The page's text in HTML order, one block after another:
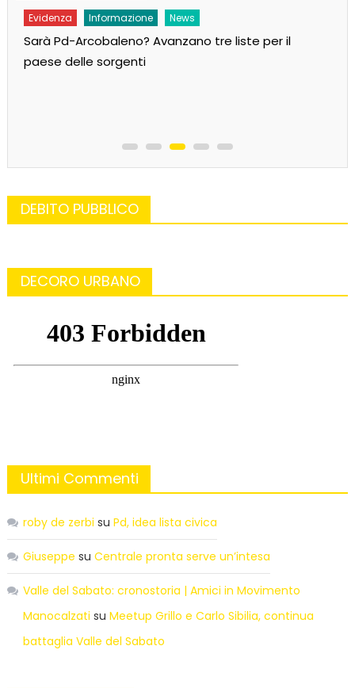
Evidenza Informazione News
Sarà Pd-Arcobaleno? Avanzano tre liste per il
paese delle sorgenti
DEBITO PUBBLICO
DECORO URBANO
Ultimi Commenti
roby de zerbi su Pd, idea lista civica
Giuseppe su Centrale pronta serve un’intesa
Valle del Sabato: cronostoria | Amici in Movimento
Manocalzati su Meetup Grillo e Carlo Sibilia, continua
battaglia Valle del Sabato